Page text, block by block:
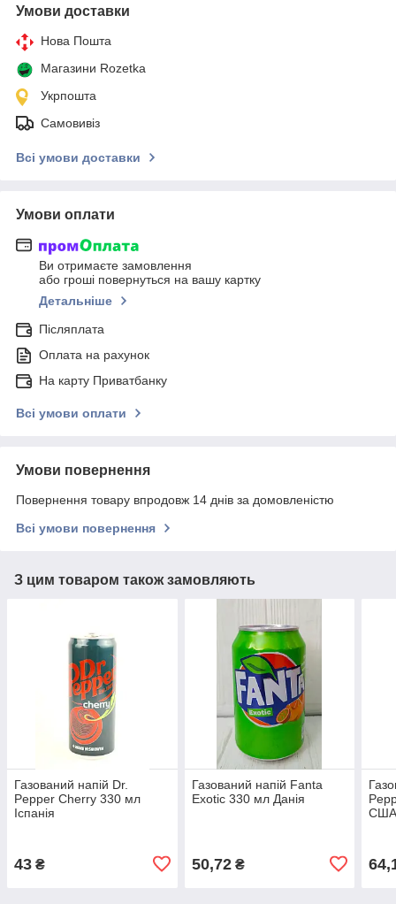
Умови доставки
Нова Пошта
Магазини Rozetka
Укрпошта
Самовивіз
Всі умови доставки
Умови оплати
Ви отримаєте замовлення
або гроші повернуться на вашу картку
Детальніше
Післяплата
Оплата на рахунок
На карту Приватбанку
Всі умови оплати
Умови повернення
Повернення товару впродовж 14 днів за домовленістю
Всі умови повернення
З цим товаром також замовляють
Газований напій Dr.
Pepper Cherry 330 мл
Іспанія
43 ₴
Газований напій Fanta
Exotic 330 мл Данія
50,72₴